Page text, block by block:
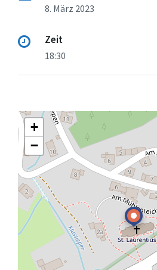
8. März 2023
Zeit
18:30
+
−